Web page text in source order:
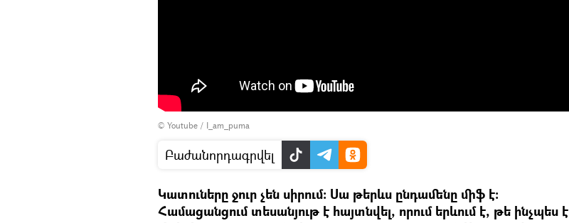
© Youtube / I_am_puma
Բաժանորդագրվել
Կատուները ջուր չեն սիրում: Սա թերևս ընդամենը միֆ է:
Համացանցում տեսանյութ է հայտնվել, որում երևում է, թե ինչպես է